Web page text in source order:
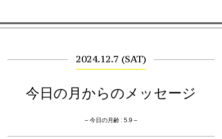
2024.12.7 (SAT)
今日の月からのメッセージ
– 今日の月齢 : 5.9 –